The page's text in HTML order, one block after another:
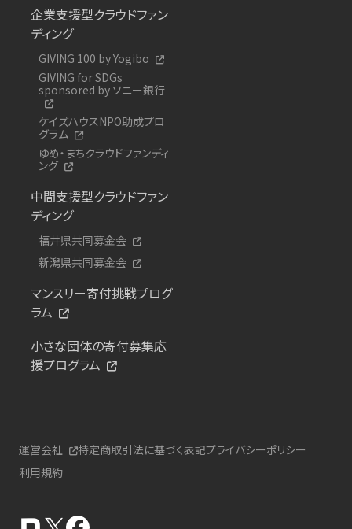
企業支援型クラウドファン
ディング
GIVING 100 by Yogibo
GIVING for SDGs
sponsored by ソニー銀行
ケイズハウスNPO助成プロ
グラム
ゆめ・まちクラウドファンディ
ング
中間支援型クラウドファン
ディング
福井県共同募金会
新潟県共同募金会
マンスリー寄付挑戦プログ
ラム
小さな団体の寄付募集応
援プログラム
運営会社 特定商取引法に基づく表記プライバシーポリシー
利用規約